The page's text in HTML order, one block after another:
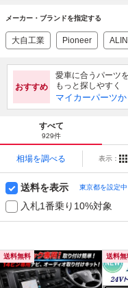
メーカー・ブランドを指定する
大自工業 Pioneer
おすすめ
愛車に合うパーツを
もっと探しやすく
マイカーパーツ
すべて
929件
相場を調べる 表示：
送料を表示 東京都を設定中
入札1番乗り10%対象
送料無料 送料無